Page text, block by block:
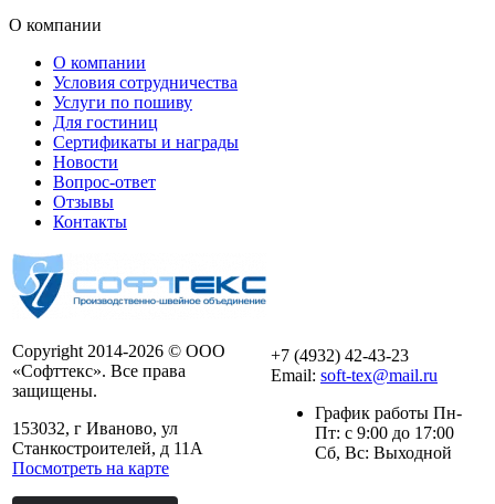
О компании
О компании
Условия сотрудничества
Услуги по пошиву
Для гостиниц
Сертификаты и награды
Новости
Вопрос-ответ
Отзывы
Контакты
Copyright 2014-2026 © ООО
«Софттекс». Все права
защищены.
153032, г Иваново, ул
Станкостроителей, д 11А
Посмотреть на карте
+7 (4932) 42-43-23
Email: soft-tex@mail.ru
График работы Пн-
Пт: с 9:00 до 17:00
Сб, Вс: Выходной